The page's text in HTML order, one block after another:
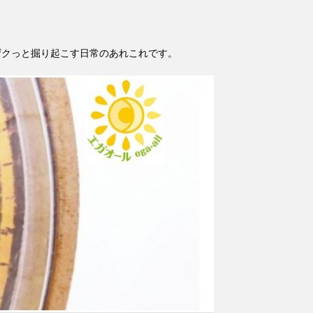
と掘り起こす日常のあれこれです。